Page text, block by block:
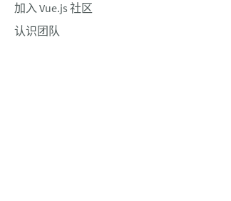
加入 Vue.js 社区
认识团队